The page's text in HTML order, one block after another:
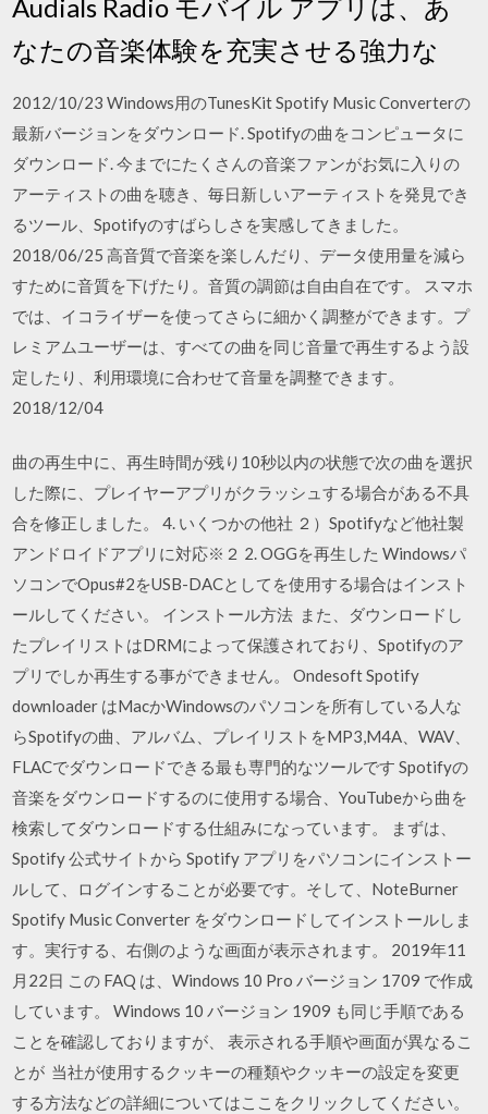
Audials Radio モバイル アプリは、あ
なたの音楽体験を充実させる強力な
2012/10/23 Windows用のTunesKit Spotify Music Converterの
最新バージョンをダウンロード. Spotifyの曲をコンピュータに
ダウンロード. 今までにたくさんの音楽ファンがお気に入りの
アーティストの曲を聴き、毎日新しいアーティストを発見でき
るツール、Spotifyのすばらしさを実感してきました。
2018/06/25 高音質で音楽を楽しんだり、データ使用量を減ら
すために音質を下げたり。音質の調節は自由自在です。 スマホ
では、イコライザーを使ってさらに細かく調整ができます。プ
レミアムユーザーは、すべての曲を同じ音量で再生するよう設
定したり、利用環境に合わせて音量を調整できます。
2018/12/04
曲の再生中に、再生時間が残り10秒以内の状態で次の曲を選択
した際に、プレイヤーアプリがクラッシュする場合がある不具
合を修正しました。 4. いくつかの他社 ２）Spotifyなど他社製
アンドロイドアプリに対応※２ 2. OGGを再生した Windowsパ
ソコンでOpus#2をUSB-DACとしてを使用する場合はインスト
ールしてください。 インストール方法 また、ダウンロードし
たプレイリストはDRMによって保護されており、Spotifyのア
プリでしか再生する事ができません。 Ondesoft Spotify
downloader はMacかWindowsのパソコンを所有している人な
らSpotifyの曲、アルバム、プレイリストをMP3,M4A、WAV、
FLACでダウンロードできる最も専門的なツールです Spotifyの
音楽をダウンロードするのに使用する場合、YouTubeから曲を
検索してダウンロードする仕組みになっています。 まずは、
Spotify 公式サイトから Spotify アプリをパソコンにインストー
ルして、ログインすることが必要です。そして、NoteBurner
Spotify Music Converter をダウンロードしてインストールしま
す。実行する、右側のような画面が表示されます。 2019年11
月22日 この FAQ は、Windows 10 Pro バージョン 1709 で作成
しています。 Windows 10 バージョン 1909 も同じ手順である
ことを確認しておりますが、 表示される手順や画面が異なるこ
とが 当社が使用するクッキーの種類やクッキーの設定を変更
する方法などの詳細についてはここをクリックしてください。